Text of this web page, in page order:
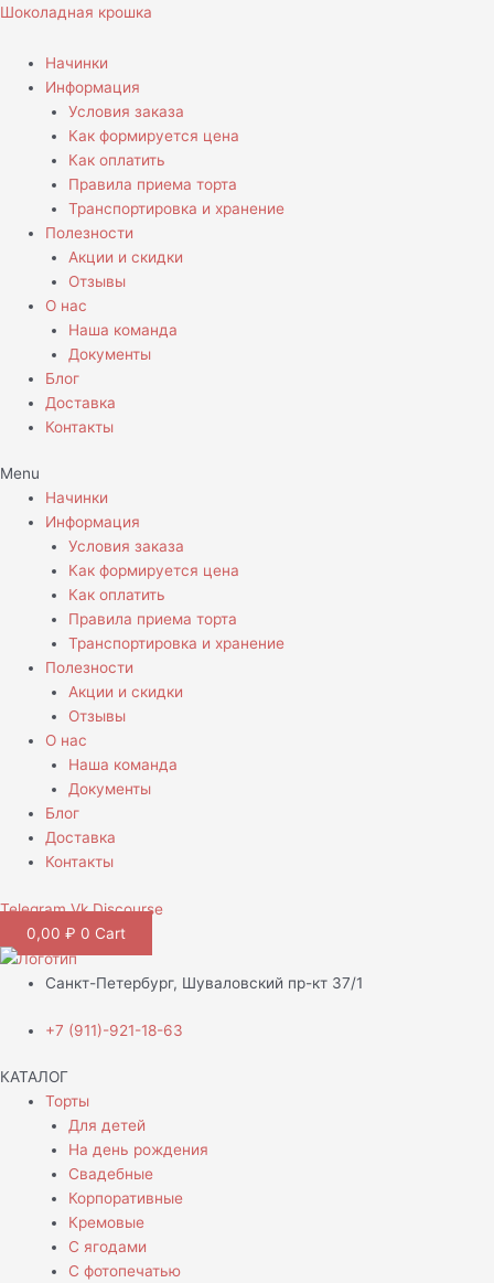
Перейти
содержимому
Шоколадная крошка
Начинки
Информация
Условия заказа
Как формируется цена
Как оплатить
Правила приема торта
Транспортировка и хранение
Полезности
Акции и скидки
Отзывы
О нас
Наша команда
Документы
Блог
Доставка
Контакты
Menu
Начинки
Информация
Условия заказа
Как формируется цена
Как оплатить
Правила приема торта
Транспортировка и хранение
Полезности
Акции и скидки
Отзывы
О нас
Наша команда
Документы
Блог
Доставка
Контакты
Telegram Vk Discourse
0,00 ₽ 0 Cart
Санкт-Петербург, Шуваловский пр-кт 37/1
+7 (911)-921-18-63
КАТАЛОГ
Торты
Для детей
На день рождения
Свадебные
Корпоративные
Кремовые
С ягодами
С фотопечатью
Количество
Торт
Крутому
перцу